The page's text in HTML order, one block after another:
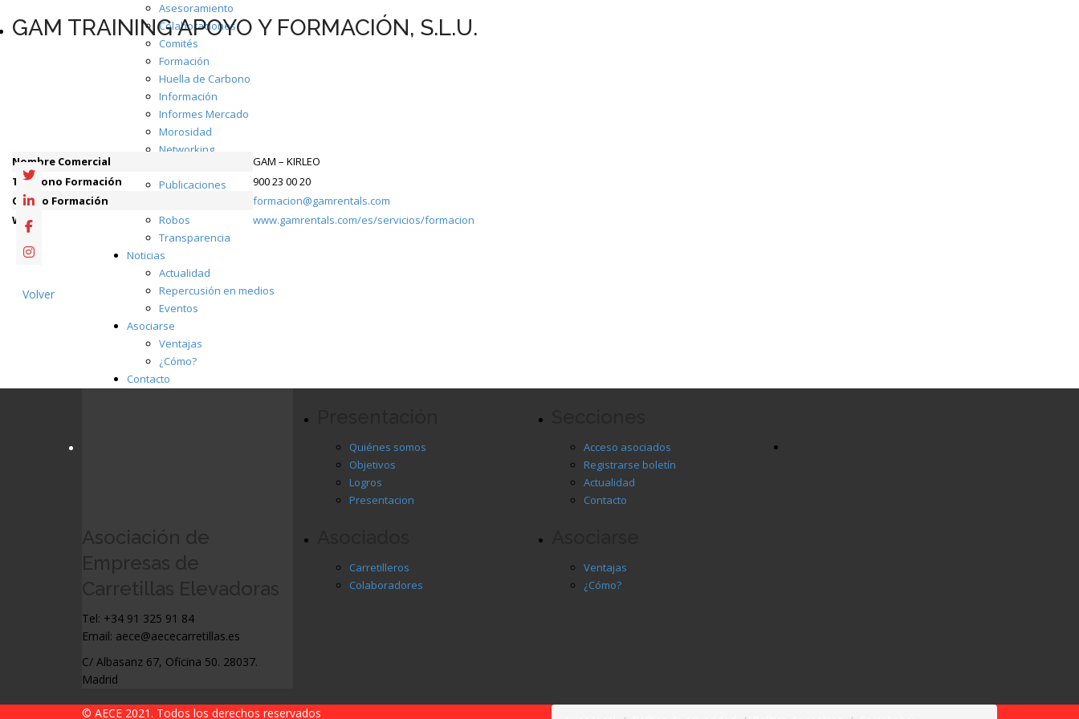
Asesoramiento
Colaboraciones
Comités
Formación
Huella de Carbono
Información
Informes Mercado
Morosidad
Networking
Publicaciones
Robos
Transparencia
Noticias
Actualidad
Repercusión en medios
Eventos
Asociarse
Ventajas
¿Cómo?
Contacto
GAM TRAINING APOYO Y FORMACIÓN, S.L.U.
Nombre Comercial
GAM – KIRLEO
Teléfono Formación
900 23 00 20
Correo Formación
formacion@gamrentals.com
Web
www.gamrentals.com/es/servicios/formacion
Volver
Asociación de
Empresas de
Carretillas Elevadoras
Tel: +34 91 325 91 84
Email: aece@aececarretillas.es
C/ Albasanz 67, Oficina 50. 28037.
Madrid
Quiénes somos
Objetivos
Logros
Presentacion
Carretilleros
Colaboradores
Acceso asociados
Registrarse boletín
Actualidad
Contacto
Ventajas
¿Cómo?
© AECE 2021. Todos los derechos reservados